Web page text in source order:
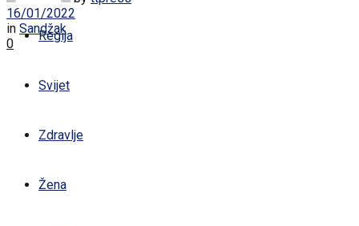
Regija
Svijet
Zdravlje
Žena
16/01/2022
in Sandžak
0